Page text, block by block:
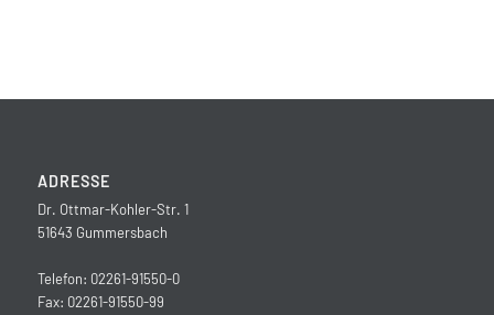
ADRESSE
Dr. Ottmar-Kohler-Str. 1
51643 Gummersbach
Telefon: 02261-91550-0
Fax: 02261-91550-99